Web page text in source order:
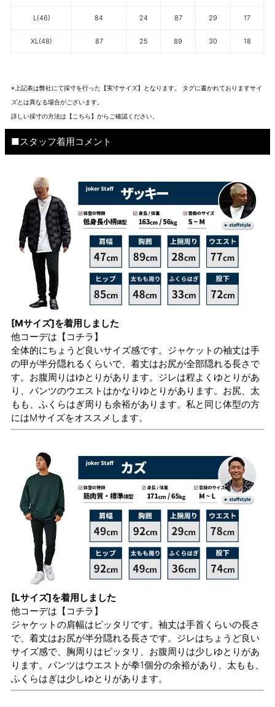
L(46) 84 24 87 29 17
XL(48) 87 25 89 30 18
※上記表は弊社にて採寸を行った【実寸サイズ】となります。 タグに書かれておりますサイ
ズとは異なる場合がございます。
詳しい採寸の方法は 【こちら】から ご確認ください。
■スタッフ着用コメント
[Mサイズ]を着用しました
他コーデは 【コチラ】
全体的にちょうど良いサイズ感です。ジャケットの袖丈は手
の甲が半分隠れるくらいで、着丈はお尻が全部隠れる長さで
す。お腹周りはゆとりがあります。ジレは程よくゆとりがあ
り、パンツのウエストはかなりゆとりがあります。お尻、太
もも、ふくらはぎ周りも余裕があります。私と同じ体型の方
にはMサイズをオススメします。
[Lサイズ]を着用しました
他コーデは 【コチラ】
ジャケットの肩幅はピッタリです。袖丈は手首くらいの長さ
で、着丈はお尻が半分隠れる長さです。ジレはちょうど良い
サイズ感で、胸周りはピッタリ、お腹周りは少しゆとりがあ
ります。パンツはウエストが拳1個分の余裕があり、太もも、
ふくらはぎは少しゆとりがあります。